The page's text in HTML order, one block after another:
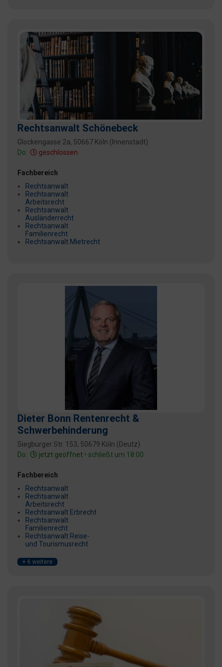
Rechtsanwalt Schönebeck
Glockengasse 2a, 50667 Köln (Innenstadt)
Do:
geschlossen
Fachbereich
Rechtsanwalt
Rechtsanwalt
Arbeitsrecht
Rechtsanwalt
Ausländerrecht
Rechtsanwalt
Familienrecht
Rechtsanwalt Mietrecht
Dieter Bonn Rentenrecht &
Schwerbehinderung
Siegburger Str. 153, 50679 Köln (Deutz)
Do:
jetzt geöffnet • schließt um 18:00
Fachbereich
Rechtsanwalt
Rechtsanwalt
Arbeitsrecht
Rechtsanwalt Erbrecht
Rechtsanwalt
Familienrecht
Rechtsanwalt Reise-
und Tourismusrecht
+ 6 weitere